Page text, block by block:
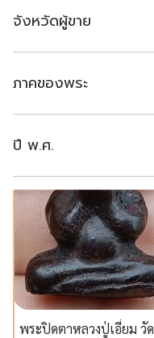
พระสมเด็จฐานสามชั้นเส้น
ด้าย วัดอินทร์(ในองค์
ปทุมธานี
฿ 4,550
แนะนำ
พระปิดตาหลวงปู่เอี่ยม วัด
จังหวัดผู้ขาย
ภาคของพระ
ปี พ.ศ.